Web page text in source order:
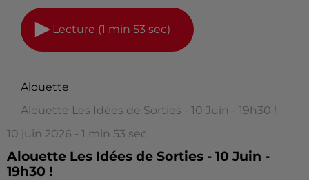
Lecture (1 min 53 sec)
Alouette
Alouette Les Idées de Sorties - 10 Juin - 19h30 !
10 juin 2026 - 1 min 53 sec
Alouette Les Idées de Sorties - 10 Juin -
19h30 !